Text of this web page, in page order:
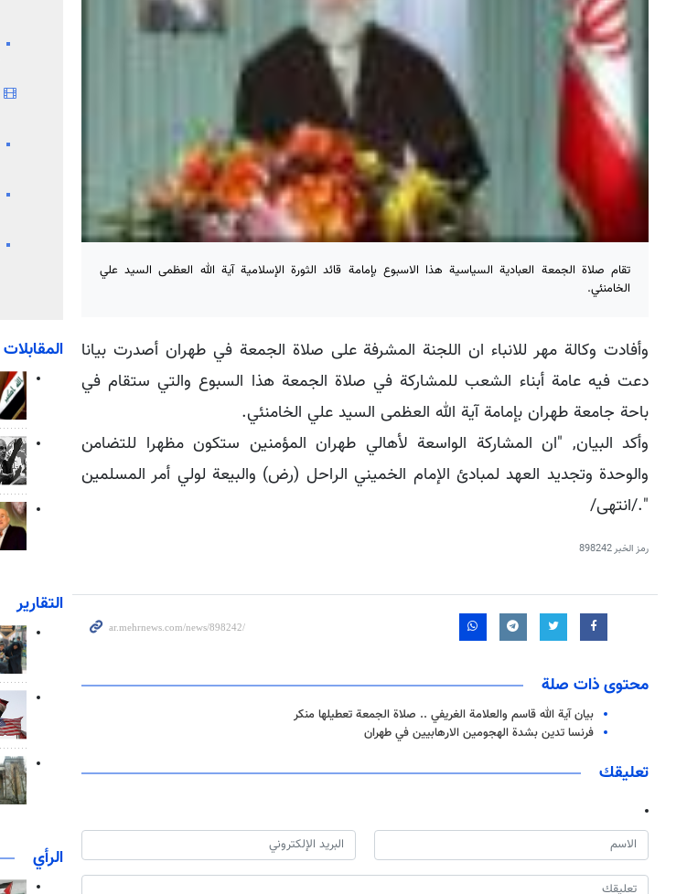
تقام صلاة الجمعة العبادية السياسية هذا الاسبوع بإمامة قائد الثورة الإسلامية آية الله العظمى السيد علي
الخامنئي.
وأفادت وكالة مهر للانباء ان اللجنة المشرفة على صلاة الجمعة في طهران أصدرت بيانا
دعت فيه عامة أبناء الشعب للمشاركة في صلاة الجمعة هذا السبوع والتي ستقام في
باحة جامعة طهران بإمامة آية الله العظمى السيد علي الخامنئي.
وأكد البيان, "ان المشاركة الواسعة لأهالي طهران المؤمنين ستكون مظهرا للتضامن
والوحدة وتجديد العهد لمبادئ الإمام الخميني الراحل (رض) والبيعة لولي أمر المسلمين
"./انتهى/
رمز الخبر898242
محتوى ذات صلة
بيان آية الله قاسم والعلامة الغريفي .. صلاة الجمعة تعطيلها منكر
فرنسا تدين بشدة الهجومين الارهابيين في طهران
تعليقك
المقابلات
التقارير
الرأي